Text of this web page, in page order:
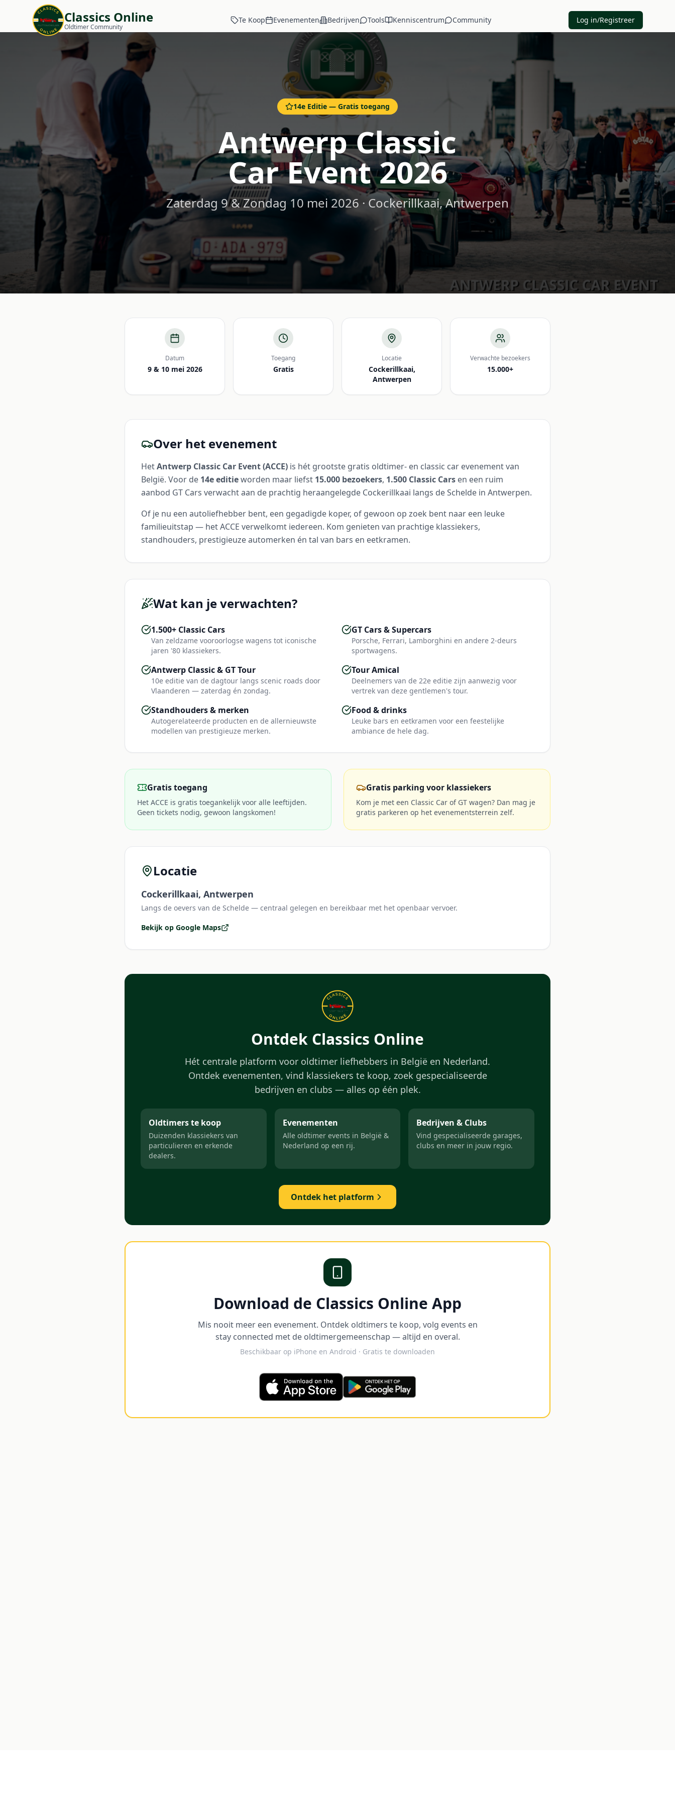
Classics Online
Oldtimer Community
Te Koop Evenementen Bedrijven Tools Kenniscentrum Community Log in/Registreer
14e Editie — Gratis toegang
Antwerp Classic
Car Event 2026
Zaterdag 9 & Zondag 10 mei 2026 · Cockerillkaai, Antwerpen
Datum
9 & 10 mei 2026
Toegang
Gratis
Locatie
Cockerillkaai,
Antwerpen
Verwachte bezoekers
15.000+
Over het evenement
HetAntwerp Classic Car Event (ACCE) is hét grootste gratis oldtimer- en classic car evenement van
België. Voor de 14e editieworden maar liefst 15.000 bezoekers, 1.500 Classic Cars en een ruim
aanbod GT Cars verwacht aan de prachtig heraangelegde Cockerillkaai langs de Schelde in Antwerpen.
Of je nu een autoliefhebber bent, een gegadigde koper, of gewoon op zoek bent naar een leuke
familieuitstap — het ACCE verwelkomt iedereen. Kom genieten van prachtige klassiekers,
standhouders, prestigieuze automerken én tal van bars en eetkramen.
Wat kan je verwachten?
1.500+ Classic Cars
Van zeldzame vooroorlogse wagens tot iconische
jaren '80 klassiekers.
GT Cars & Supercars
Porsche, Ferrari, Lamborghini en andere 2-deurs
sportwagens.
Antwerp Classic & GT Tour
10e editie van de dagtour langs scenic roads door
Vlaanderen — zaterdag én zondag.
Tour Amical
Deelnemers van de 22e editie zijn aanwezig voor
vertrek van deze gentlemen's tour.
Standhouders & merken
Autogerelateerde producten en de allernieuwste
modellen van prestigieuze merken.
Food & drinks
Leuke bars en eetkramen voor een feestelijke
ambiance de hele dag.
Gratis toegang
Het ACCE is gratis toegankelijk voor alle leeftijden.
Geen tickets nodig, gewoon langskomen!
Gratis parking voor klassiekers
Kom je met een Classic Car of GT wagen? Dan mag je
gratis parkeren op het evenementsterrein zelf.
Locatie
Cockerillkaai, Antwerpen
Langs de oevers van de Schelde — centraal gelegen en bereikbaar met het openbaar vervoer.
Bekijk op Google Maps
Ontdek Classics Online
Hét centrale platform voor oldtimer liefhebbers in België en Nederland.
Ontdek evenementen, vind klassiekers te koop, zoek gespecialiseerde
bedrijven en clubs — alles op één plek.
Oldtimers te koop
Duizenden klassiekers van
particulieren en erkende
dealers.
Evenementen
Alle oldtimer events in België &
Nederland op een rij.
Bedrijven & Clubs
Vind gespecialiseerde garages,
clubs en meer in jouw regio.
Ontdek het platform
Download de Classics Online App
Mis nooit meer een evenement. Ontdek oldtimers te koop, volg events en
stay connected met de oldtimergemeenschap — altijd en overal.
Beschikbaar op iPhone en Android · Gratis te downloaden